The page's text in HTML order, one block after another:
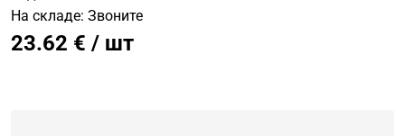
На складе: Звоните
23.62 € / шт